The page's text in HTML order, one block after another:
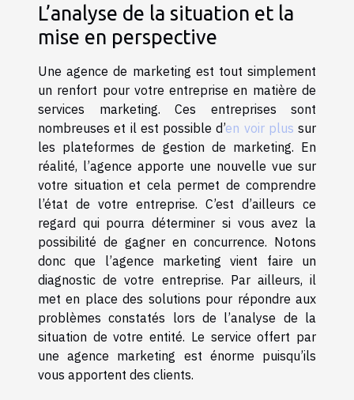
L’analyse de la situation et la
mise en perspective
Une agence de marketing est tout simplement
un renfort pour votre entreprise en matière de
services marketing. Ces entreprises sont
nombreuses et il est possible d’en voir plus sur
les plateformes de gestion de marketing. En
réalité, l’agence apporte une nouvelle vue sur
votre situation et cela permet de comprendre
l’état de votre entreprise. C’est d’ailleurs ce
regard qui pourra déterminer si vous avez la
possibilité de gagner en concurrence. Notons
donc que l’agence marketing vient faire un
diagnostic de votre entreprise. Par ailleurs, il
met en place des solutions pour répondre aux
problèmes constatés lors de l’analyse de la
situation de votre entité. Le service offert par
une agence marketing est énorme puisqu’ils
vous apportent des clients.